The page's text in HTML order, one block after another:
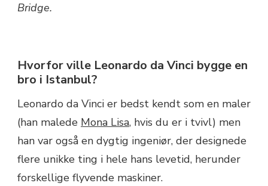
Bridge.
Hvorfor ville Leonardo da Vinci bygge en
bro i Istanbul?
Leonardo da Vinci er bedst kendt som en maler
(han malede Mona Lisa, hvis du er i tvivl) men
han var også en dygtig ingeniør, der designede
flere unikke ting i hele hans levetid, herunder
forskellige flyvende maskiner.